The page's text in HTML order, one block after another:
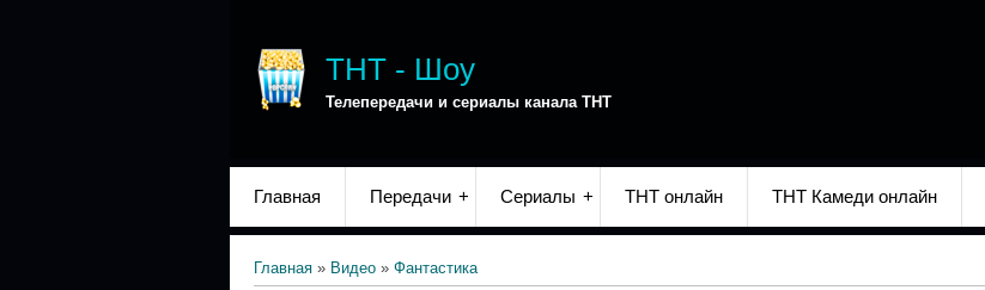
ТНТ - Шоу
Телепередачи и сериалы канала ТНТ
Главная Передачи Сериалы ТНТ онлайн ТНТ Камеди онлайн
Главная » Видео » Фантастика